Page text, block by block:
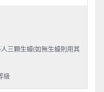
三顆生蠔(如無生蠔則用其
級